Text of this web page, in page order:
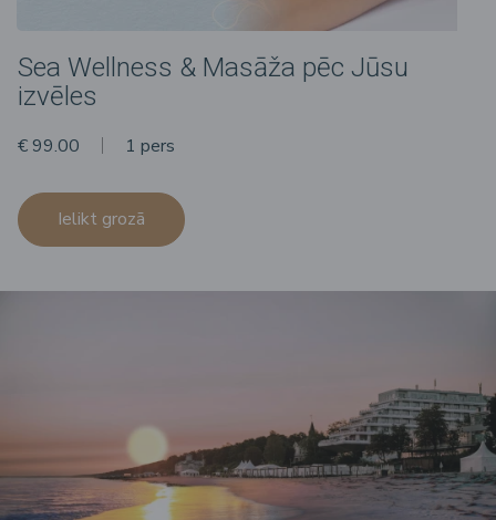
Sea Wellness & Masāža pēc Jūsu
izvēles
€ 99.00 1 pers
Ielikt grozā